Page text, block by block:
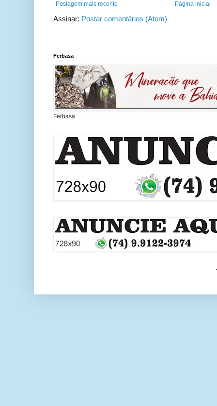
Postagem mais recente Página inicial
Assinar: Postar comentários (Atom)
Ferbasa
Ferbasa